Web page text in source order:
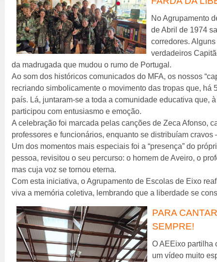
No Agrupamento
de Abril de 1974
corredores.
verdadeiros
da madrugada que mudou o rumo de Portugal.
Ao som dos históricos comunicados do MFA, os nossos
recriando simbolicamente o movimento das tropas que, há
país. Lá, juntaram-se a toda a comunidade educativa que,
participou com entusiasmo e emoção.
A celebração foi marcada pelas canções de Zeca Afonso,
professores e funcionários, enquanto se distribuíam
Um dos momentos mais especiais foi a “presença” do
pessoa, revisitou o seu percurso: o homem de Aveiro, o
mas cuja voz se tornou eterna.
Com esta iniciativa, o Agrupamento de Escolas de Eixo
viva a memória coletiva, lembrando que a liberdade se
PARA
SEMPRE!
O AEEixo partilha
um vídeo muito